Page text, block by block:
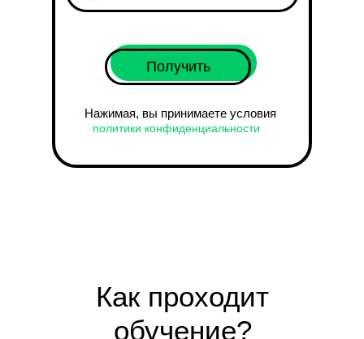
Нажимая, вы принимаете условия
политики конфиденциальности
Получить
Как проходит
обучение?